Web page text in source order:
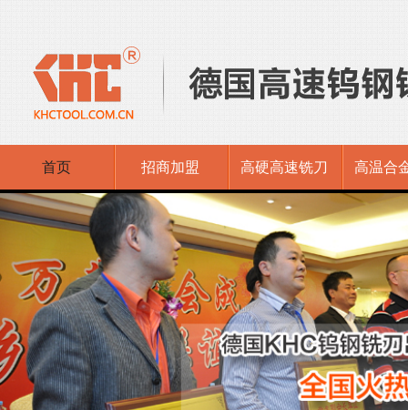
首页 招商加盟 高硬高速铣刀 高温合